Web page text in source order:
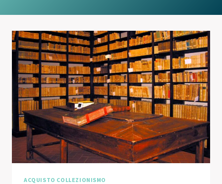
ACQUISTO COLLEZIONISMO